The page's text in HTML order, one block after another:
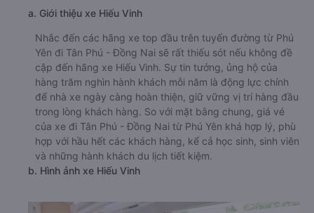
a. Giới thiệu xe Hiếu Vinh
Nhắc đến các hãng xe top đầu trên tuyến đường từ Phú
Yên đi Tân Phú - Đồng Nai sẽ rất thiếu sót nếu không đề
cập đến hãng xe Hiếu Vinh. Sự tin tưởng, ủng hộ của
hàng trăm nghìn hành khách mỗi năm là động lực chính
để nhà xe ngày càng hoàn thiện, giữ vững vị trí hàng đầu
trong lòng khách hàng. So với mặt bằng chung, giá vé
của xe đi Tân Phú - Đồng Nai từ Phú Yên khá hợp lý, phù
hợp với hầu hết các khách hàng, kể cả học sinh, sinh viên
và những hành khách du lịch tiết kiệm.
b. Hình ảnh xe Hiếu Vinh